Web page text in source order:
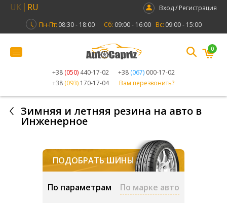
UK RU
Вход / Регистрация
Пн-Пт: 08:30 - 18:00 Сб: 09:00 - 16:00 Вс: 09:00 - 15:00
+38 (050) 440-17-02 +38 (067) 000-17-02
+38 (093) 170-17-04 Вам перезвонить?
0
Зимняя и летняя резина на авто в
Инженерное
ПОДОБРАТЬ ШИНЫ
По параметрам По марке авто